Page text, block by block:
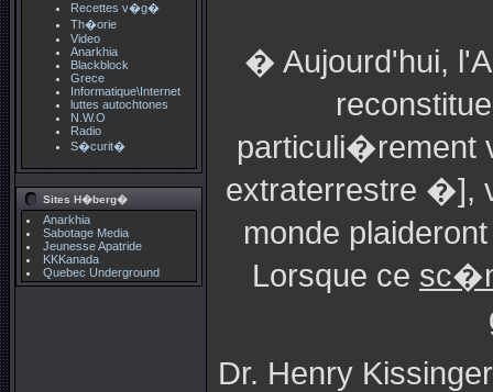
Recettes v�g�
Th�orie
Video
Anarkhia
Blackblock
Grece
Informatique\Internet
luttes autochtones
N.W.O
Radio
S�curit�
Sites H�berg�
Anarkhia
Sabotage Media
Jeunesse Apatride
KKKanada
Quebec Underground
� Aujourd'hui,
extraterrestre �],
monde
Lorsque ce
Dr. Henry